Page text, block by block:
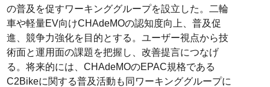
の普及を促すワーキンググループを設立した。二輪
車や軽量EV向けCHAdeMOの認知度向上、普及促
進、競争力強化を目的とする。ユーザー視点から技
術面と運用面の課題を把握し、改善提言につなげ
る。将来的には、CHAdeMOのEPAC規格である
C2Bikeに関する普及活動も同ワーキンググループに